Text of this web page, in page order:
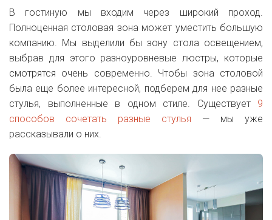
В гостиную мы входим через широкий проход.
Полноценная столовая зона может уместить большую
компанию. Мы выделили бы зону стола освещением,
выбрав для этого разноуровневые люстры, которые
смотрятся очень современно. Чтобы зона столовой
была еще более интересной, подберем для нее разные
стулья, выполненные в одном стиле. Существует 9
способов сочетать разные стулья — мы уже
рассказывали о них.